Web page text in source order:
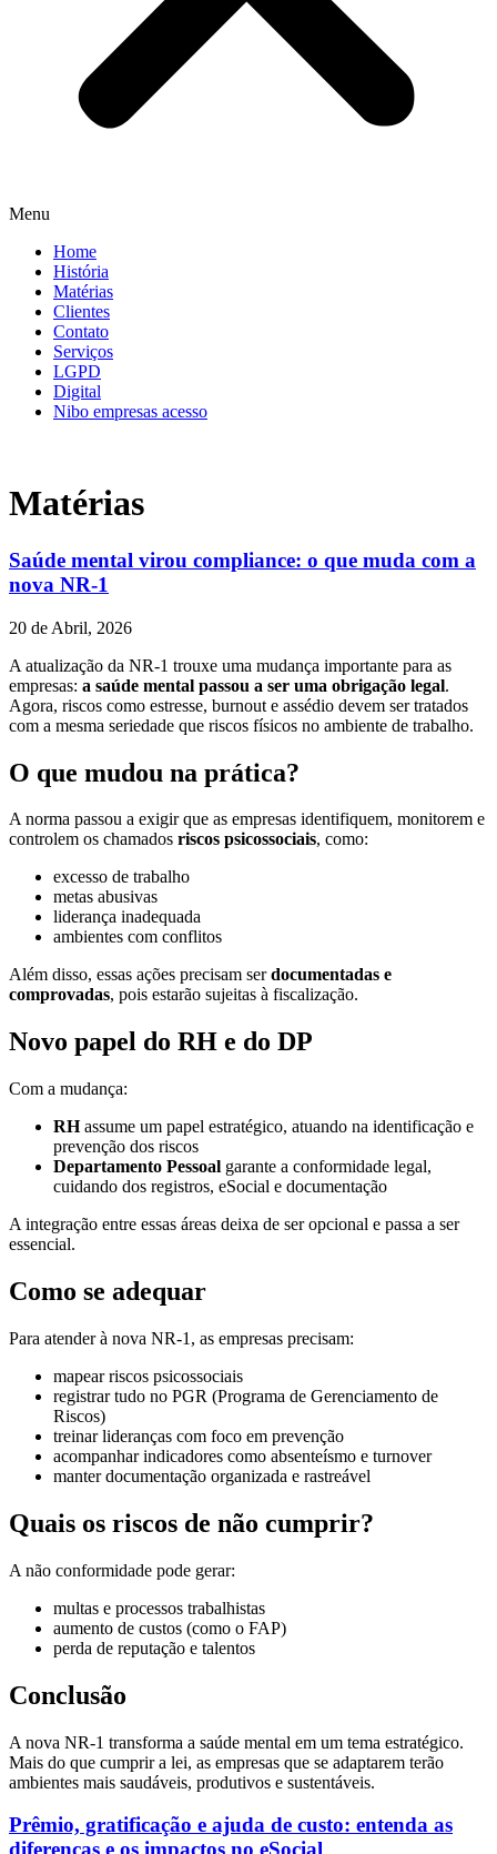
Menu
Home
História
Matérias
Clientes
Contato
Serviços
LGPD
Digital
Nibo empresas acesso
Matérias
Saúde mental virou compliance: o que muda com a
nova NR-1
20 de Abril, 2026
A atualização da NR-1 trouxe uma mudança importante para as
empresas: a saúde mental passou a ser uma obrigação legal.
Agora, riscos como estresse, burnout e assédio devem ser tratados
com a mesma seriedade que riscos físicos no ambiente de trabalho.
O que mudou na prática?
A norma passou a exigir que as empresas identifiquem, monitorem e
controlem os chamados riscos psicossociais, como:
excesso de trabalho
metas abusivas
liderança inadequada
ambientes com conflitos
Além disso, essas ações precisam serdocumentadas e
comprovadas, pois estarão sujeitas à fiscalização.
Novo papel do RH e do DP
Com a mudança:
RHassume um papel estratégico, atuando na identificação e
prevenção dos riscos
Departamento Pessoal garante a conformidade legal,
cuidando dos registros, eSocial e documentação
A integração entre essas áreas deixa de ser opcional e passa a ser
essencial.
Como se adequar
Para atender à nova NR-1, as empresas precisam:
mapear riscos psicossociais
registrar tudo no PGR (Programa de Gerenciamento de
Riscos)
treinar lideranças com foco em prevenção
acompanhar indicadores como absenteísmo e turnover
manter documentação organizada e rastreável
Quais os riscos de não cumprir?
A não conformidade pode gerar:
multas e processos trabalhistas
aumento de custos (como o FAP)
perda de reputação e talentos
Conclusão
A nova NR-1 transforma a saúde mental em um tema estratégico.
Mais do que cumprir a lei, as empresas que se adaptarem terão
ambientes mais saudáveis, produtivos e sustentáveis.
Prêmio, gratificação e ajuda de custo: entenda as